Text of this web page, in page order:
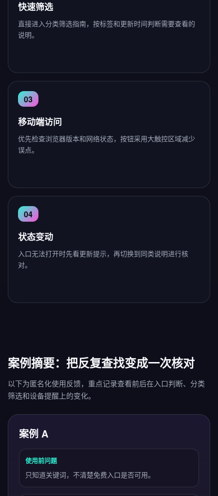
快速筛选
直接进入分类筛选指南，按标签和更新时间判断需要查看的
说明。
移动端访问
优先检查浏览器版本和网络状态，按钮采用大触控区域减少
误点。
状态变动
入口无法打开时先看更新提示，再切换到同类说明进行核
对。
案例摘要：把反复查找变成一次核对
以下为匿名化使用反馈，重点记录查看前后在入口判断、分类
筛选和设备提醒上的变化。
案例 A
使用前问题
只知道关键词，不清楚免费入口是否可用。